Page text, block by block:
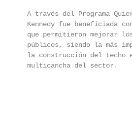
A través del Programa
Kennedy fue beneficiada
que permitieron mejorar
públicos, siendo la más
la construcción del techo
  multicancha del sector.